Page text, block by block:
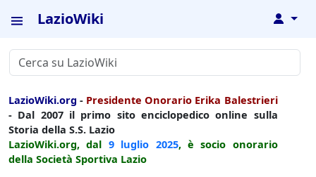
LazioWiki ↓
LazioWiki.org - Presidente Onorario Erika Balestrieri
- Dal 2007 il primo sito enciclopedico online sulla
Storia della S.S. Lazio
LazioWiki.org, dal 9 luglio 2025, è socio onorario
della Società Sportiva Lazio